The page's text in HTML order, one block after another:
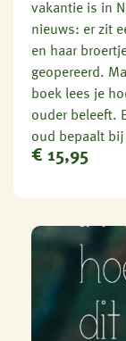
vakantie is in
nieuws: er zit
en haar
geopereerd.
boek lees je
ouder beleeft.
oud bepaalt
€ 15,95